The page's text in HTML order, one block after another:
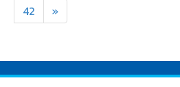
42
»